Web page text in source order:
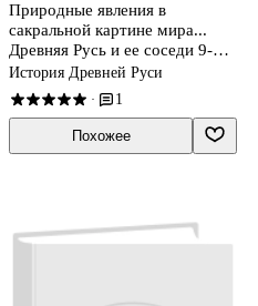
Природные явления в
сакральной картине мира...
Древняя Русь и ее соседи 9-
13вв. (Пузанов)
История Древней Руси
· 1
Похожее